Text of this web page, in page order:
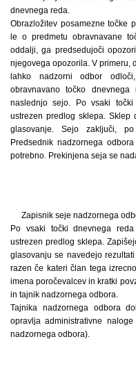
dnevnega reda.
Obrazložitev posamezne točke
le o predmetu obravnavane
oddalji, ga predsedujoči
njegovega opozorila. V primeru,
lahko nadzorni odbor
obravnavano točko
naslednjo sejo. Po vsaki
ustrezen predlog sklepa.
glasovanje. Sejo zaključi,
Predsednik nadzornega
potrebno. Prekinjena seja se
Zapisnik seje nadzornega
Po vsaki točki dnevnega
ustrezen predlog sklepa.
glasovanju se navedejo
razen če kateri član tega
imena poročevalcev in kratki
in tajnik nadzornega odbora.
Tajnika nadzornega odbora
opravlja administrativne
nadzornega odbora).